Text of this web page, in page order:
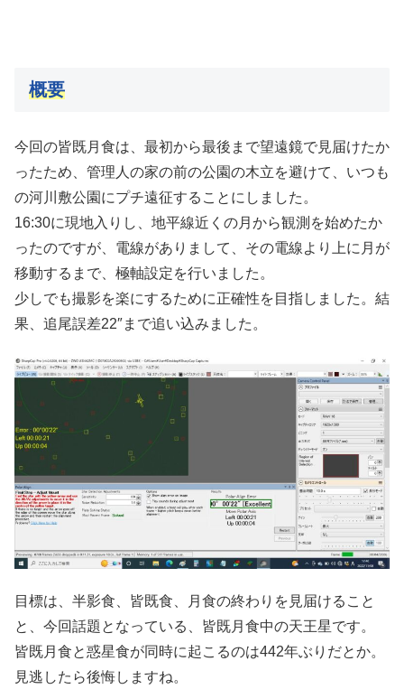
概要
今回の皆既月食は、最初から最後まで望遠鏡で見届けたか
ったため、管理人の家の前の公園の木立を避けて、いつも
の河川敷公園にプチ遠征することにしました。
16:30に現地入りし、地平線近くの月から観測を始めたか
ったのですが、電線がありまして、その電線より上に月が
移動するまで、極軸設定を行いました。
少しでも撮影を楽にするために正確性を目指しました。結
果、追尾誤差22″まで追い込みました。
目標は、半影食、皆既食、月食の終わりを見届けること
と、今回話題となっている、皆既月食中の天王星です。
皆既月食と惑星食が同時に起こるのは442年ぶりだとか。
見逃したら後悔しますね。